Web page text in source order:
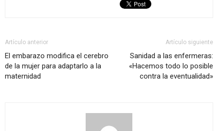
Artículo anterior
El embarazo modifica el cerebro
de la mujer para adaptarlo a la
maternidad
Artículo siguiente
Sanidad a las enfermeras:
«Hacemos todo lo posible
contra la eventualidad»